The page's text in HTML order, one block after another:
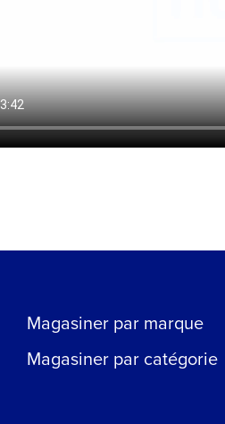
Magasiner par marque
Magasiner par catégorie